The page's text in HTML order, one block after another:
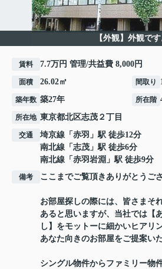
【外観】外観です
賃料 7.7万円 管理/共益費 8,000円
面積 26.02㎡ 間取り
築年数 築27年 所在階
所在地 東京都北区志茂 ２丁目
交通 埼京線 「 赤羽 」駅 徒歩12分
南北線 「 志茂 」駅 徒歩6分
南北線 「 赤羽岩淵 」駅 徒歩9分
備考 ここまでご覧頂きありがとうご
お部屋探しの際には、皆さまそ
あると思いますが、当社では【
し】をモットーに細かいヒアリ
あなた向きのお部屋をご提案い
シングル物件からファミリー物